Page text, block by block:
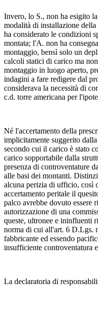
Invero, lo S., non ha esigito
modalità di installazione
ha considerato le condizioni
montata; l'A. non ha
montaggio, bensì solo un
calcoli statici di carico ma
montaggio in luogo aperto,
indagini a fare redigere dal
considerava la necessità di
c.d. torre americana per
Né l'accertamento della
implicitamente suggerito
secondo cui il carico è stato
carico sopportabile dalla
presenza di controventature
alle basi dei montanti.
alcuna perizia di ufficio, così
accertamento peritale il
palco avrebbe dovuto essere
autorizzazione di una
queste, ultronee e ininfluenti
norma di cui all'art. 6 D.Lgs.
fabbricante ed essendo
insufficiente controventatura
La declaratoria di